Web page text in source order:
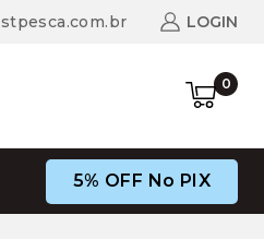
LOGIN
0
5% OFF No PIX